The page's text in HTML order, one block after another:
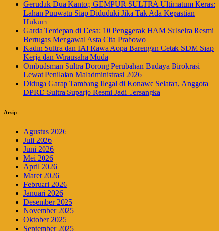
Geruduk Dua Kantor, GEMPUR SULTRA Ultimatum Keras:
Lahan Puuwatu Siap Diduduki Jika Tak Ada Kepastian
Hukum
Garda Terdepan di Desa: 10 Penggerak HAM Sulselra Resmi
Bertugas Mengawal Asta Cita Prabowo
Kadin Sultra dan IAI Rawa Aopa Barengan Cetak SDM Siap
Kerja dan Wirausaha Muda
Ombudsman Sultra Dorong Perubahan Budaya Birokrasi
Lewat Penilaian Maladministrasi 2026
Diduga Garap Tambang Ilegal di Konawe Selatan, Anggota
DPRD Sultra Suparjo Resmi Jadi Tersangka
Arsip
Agustus 2026
Juli 2026
Juni 2026
Mei 2026
April 2026
Maret 2026
Februari 2026
Januari 2026
Desember 2025
November 2025
Oktober 2025
September 2025